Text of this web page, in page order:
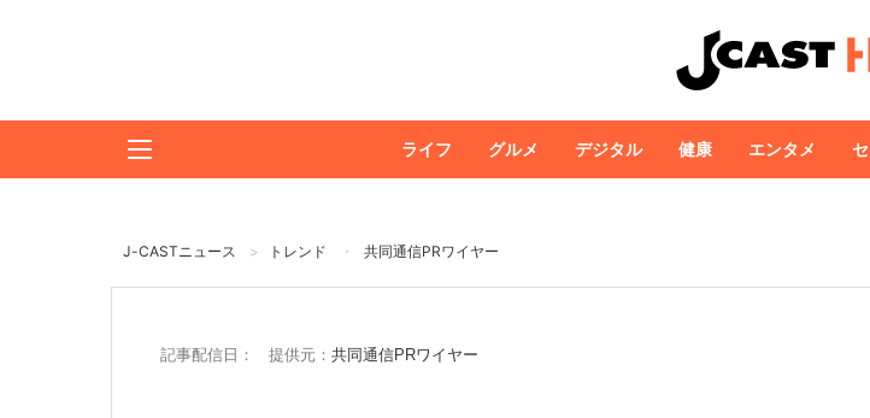
ライフ グルメ デジタル 健康 エンタメ
J-CASTニュース トレンド 共同通信PRワイヤー
記事配信日： 提供元： 共同通信PRワイヤー